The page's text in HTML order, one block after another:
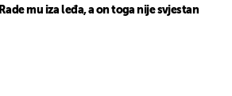
Rade mu iza leđa, a on toga nije svjestan